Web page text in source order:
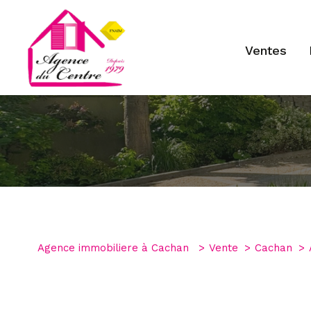
ventes
Agence immobiliere à Cachan Vente Cachan